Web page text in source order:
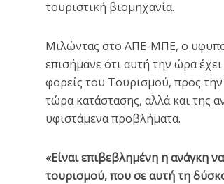
τουριστική βιομηχανία.
Μιλώντας στο ΑΠΕ-ΜΠΕ, ο
επισήμανε ότι αυτή την ώρα
φορείς του Τουρισμού, προς
τώρα κατάστασης, αλλά και της
υφιστάμενα προβλήματα.
«Είναι επιβεβλημένη η ανάγκη
τουρισμού, που σε αυτή τη